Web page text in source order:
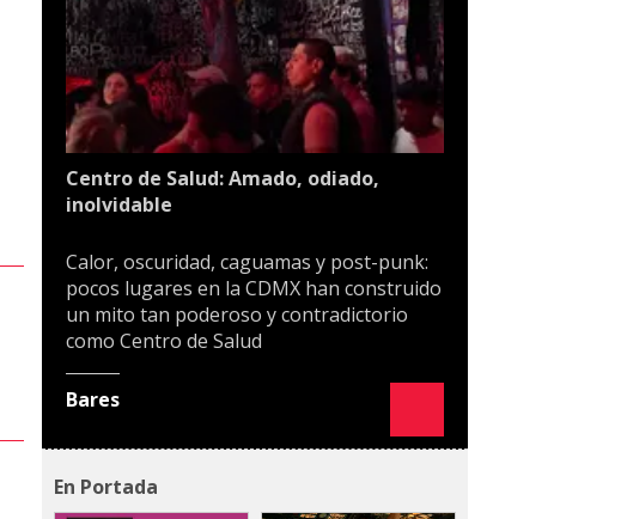
Centro de Salud: Amado, odiado,
inolvidable
Calor, oscuridad, caguamas y post-punk:
pocos lugares en la CDMX han construido
un mito tan poderoso y contradictorio
como Centro de Salud
Bares
En Portada